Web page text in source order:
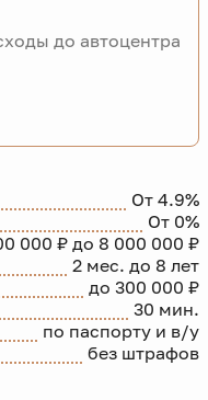
От 4.9%
От 0%
000 ₽ до 8 000 000 ₽
2 мес. до 8 лет
до 300 000 ₽
30 мин.
по паспорту и в/у
без штрафов
до автоцентра